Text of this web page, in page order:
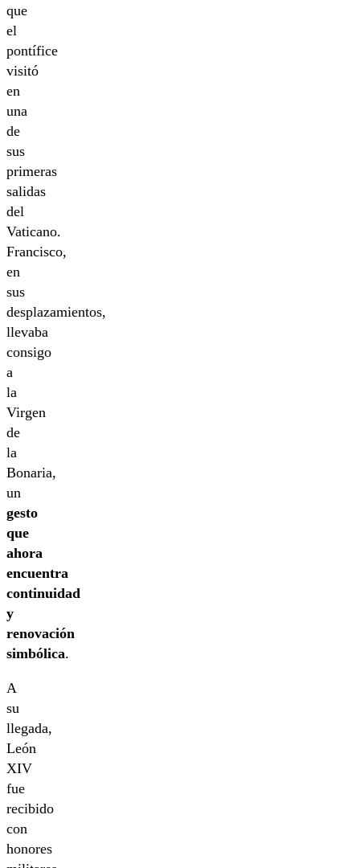
que
el
pontífice
visitó
en
una
de
sus
primeras
salidas
del
Vaticano.
Francisco,
en
sus
desplazamientos,
llevaba
consigo
a
la
Virgen
de
la
Bonaria,
un
gesto
que
ahora
encuentra
continuidad
y
renovación
simbólica.
A
su
llegada,
León
XIV
fue
recibido
con
honores